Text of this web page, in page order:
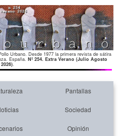
Urbano. Desde 1977 la primera revista de sátira
España. Nº 254. Extra Verano (Julio Agosto
2026).
Pantallas
Sociedad
Opinión